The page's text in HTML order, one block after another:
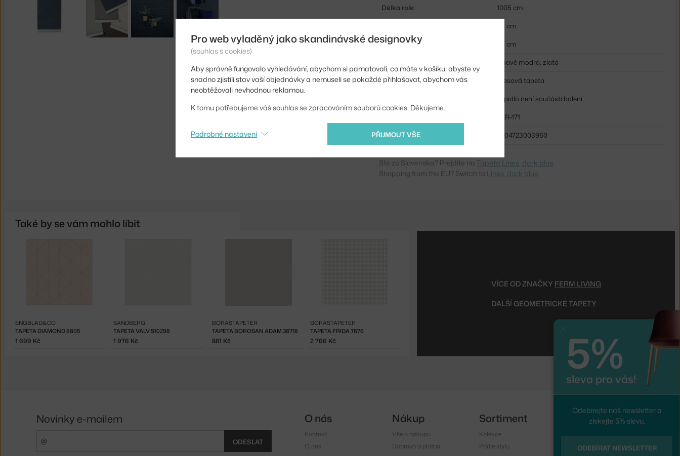
Délka role:
1005 cm
53 cm
Šířka:
53 cm
tmavě modrá, zlatá
Materiál:
vliesová tapeta
Lepidlo není součástí balení.
FER-171
EAN
5704723003960
Ste zo Slovenska? Prejdite na Tapeta Lines, dark blue
Shopping from the EU? Switch to Lines, dark blue
Také by se vám mohlo líbit
TAPETA DIAMOND 8805
ENGBLAD&CO
1 699 Kč
TAPETA VALV S10298
SANDBERG
1 976 Kč
TAPETA BOROSAN ADAM 38718
BORASTAPETER
881 Kč
TAPETA FRIDA 7676
BORASTAPETER
2 766 Kč
VÍCE OD ZNAČKY FERM LIVING
DALŠÍ GEOMETRICKÉ TAPETY
Pro web vyladěný jako skandinávské designovky
(souhlas s cookies)
Aby správně fungovalo vyhledávání, abychom si pamatovali, co máte v košíku, abyste vy
snadno zjistili stav vaší objednávky a nemuseli se pokaždé přihlašovat, abychom vás
neobtěžovali nevhodnou reklamou.
K tomu potřebujeme váš souhlas se zpracováním souborů cookies. Děkujeme.
PŘIJMOUT VŠE
Podrobné nastavení
5%
sleva pro vás!
Odebírejte náš newsletter a
získejte 5% slevu.
ODEBÍRAT NEWSLETTER
Novinky e-mailem
ODESLAT
O nás
Kontakt
O nás
Nákup
Vše o nákupu
Doprava a platba
Sortiment
Kolekce
Podle stylu
Sledujte nás
Facebook